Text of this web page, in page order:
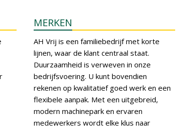
MERKEN
AH Vrij is een familiebedrijf met korte
lijnen, waar de klant centraal staat.
Duurzaamheid is verweven in onze
bedrijfsvoering. U kunt bovendien
rekenen op kwalitatief goed werk en een
flexibele aanpak. Met een uitgebreid,
modern machinepark en ervaren
medewerkers wordt elke klus naar